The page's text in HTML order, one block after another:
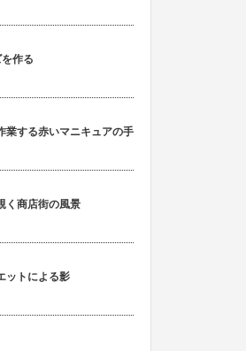
作る
業する赤いマニキュアの手
く商店街の風景
ットによる影